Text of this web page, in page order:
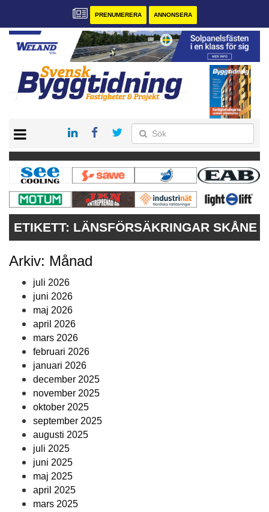
PRENUMERERA ANNONSERA
PRENUMERERA
VÅRA ANDRA MAGASIN
ANNONSERA
KONTAKT
ETIKETT: LÄNSFÖRSÄKRINGAR SKÅNE
Arkiv: Månad
juli 2026
juni 2026
maj 2026
april 2026
mars 2026
februari 2026
januari 2026
december 2025
november 2025
oktober 2025
september 2025
augusti 2025
juli 2025
juni 2025
maj 2025
april 2025
mars 2025